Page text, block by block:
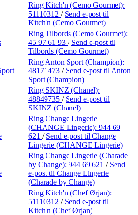
Ring Kitch'n (Cemo Gourmet):
51110312 / Send e-post til
Kitch'n (Cemo Gourmet)
Ring Tilbords (Cemo Gourmet):
45 97 61 93 / Send e-post til
Tilbords (Cemo Gourmet)
Ring Anton Sport (Champion):
48171473 / Send e-post til Anton
Sport (Champion)
Ring SKINZ (Chanel):
48849735 / Send e-post til
SKINZ (Chanel)
Ring Change Lingerie
(CHANGE Lingerie): 944 69
621 / Send e-post til Change
Lingerie (CHANGE Lingerie)
Ring Change Lingerie (Charade
by Change): 944 69 621 / Send
e-post til Change Lingerie
(Charade by Change)
Ring Kitch'n (Chef Ørjan):
51110312 / Send e-post til
Kitch'n (Chef Ørjan)